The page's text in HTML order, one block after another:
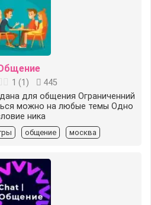
1 (1 )
445
для общения Ограниченний
можно на любые темы Одно
ника
общение москва